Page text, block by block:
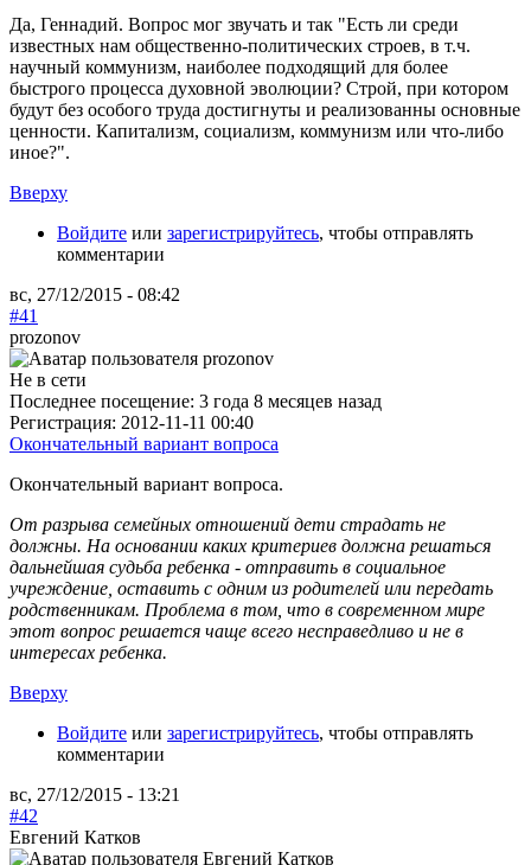
Да, Геннадий. Вопрос мог звучать и так "Есть ли среди
известных нам общественно-политических строев, в т.ч.
научный коммунизм, наиболее подходящий для более
быстрого процесса духовной эволюции? Строй, при котором
будут без особого труда достигнуты и реализованны основные
ценности. Капитализм, социализм, коммунизм или что-либо
иное?".
Вверху
Войдите или зарегистрируйтесь, чтобы отправлять
комментарии
вс, 27/12/2015 - 08:42
#41
prozonov
Не в сети
Последнее посещение: 3 года 8 месяцев назад
Регистрация: 2012-11-11 00:40
Окончательный вариант вопроса
Окончательный вариант вопроса.
От разрыва семейных отношений дети страдать не
должны. На основании каких критериев должна решаться
дальнейшая судьба ребенка - отправить в социальное
учреждение, оставить с одним из родителей или передать
родственникам. Проблема в том, что в современном мире
этот вопрос решается чаще всего несправедливо и не в
интересах ребенка.
Вверху
Войдите или зарегистрируйтесь, чтобы отправлять
комментарии
вс, 27/12/2015 - 13:21
#42
Евгений Катков